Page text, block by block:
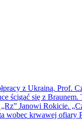
z Ukrainą. Prof.
ścigać się z Braunem.
Janowi Rokicie.
wobec krwawej ofiary